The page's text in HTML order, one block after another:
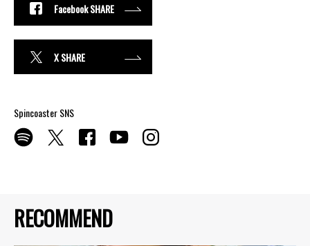
RECOMMEND
Facebook SHARE
X SHARE
Spincoaster SNS